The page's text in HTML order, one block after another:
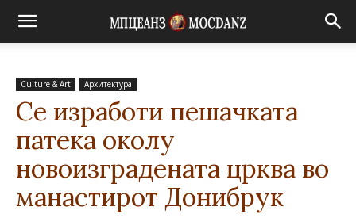
Culture & Art Архитектура
Се изработи пешачката
патека околу
новоизградената црква во
манастирот Донибрук